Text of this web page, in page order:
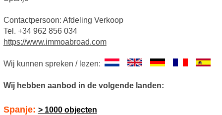
Contactpersoon: Afdeling Verkoop
Tel. +34 962 856 034
https://www.immoabroad.com
Wij kunnen spreken / lezen:
Wij hebben aanbod in de volgende landen:
Spanje: > 1000 objecten